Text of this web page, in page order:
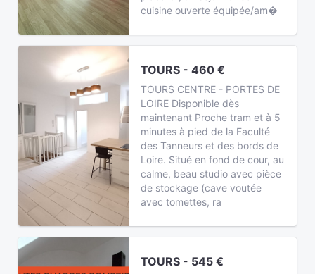
cuisine ouverte équipée/am�
TOURS - 460 €
TOURS CENTRE - PORTES DE
LOIRE Disponible dès
maintenant Proche tram et à 5
minutes à pied de la Faculté
des Tanneurs et des bords de
Loire. Situé en fond de cour, au
calme, beau studio avec pièce
de stockage (cave voutée
avec tomettes, ra
TOURS - 545 €